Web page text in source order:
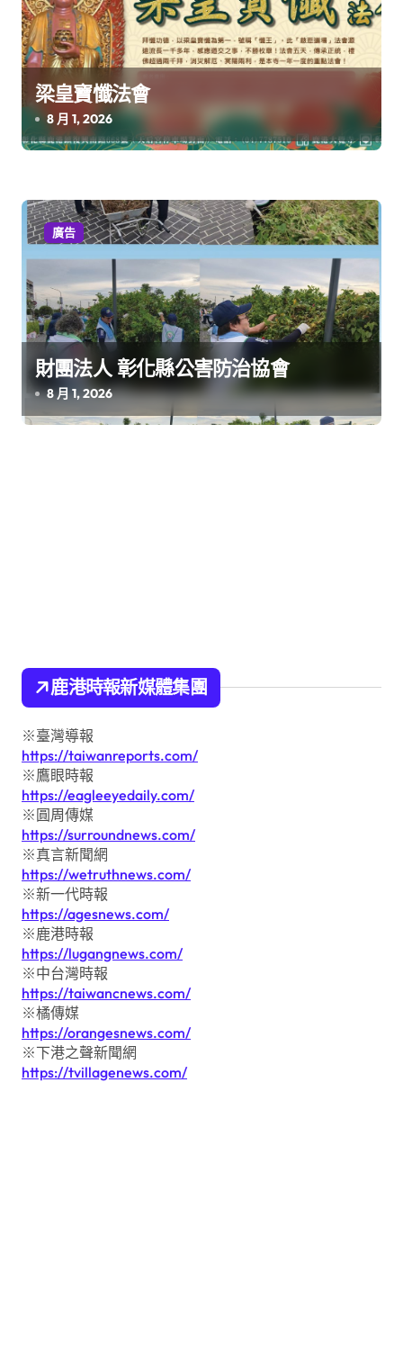
梁皇寶懺法會
8 月 1, 2026
廣告
財團法人 彰化縣公害防治協會
8 月 1, 2026
鹿港時報新媒體集團
※臺灣導報
https://taiwanreports.com/
※鷹眼時報
https://eagleeyedaily.com/
※圓周傳媒
https://surroundnews.com/
※真言新聞網
https://wetruthnews.com/
※新一代時報
https://agesnews.com/
※鹿港時報
https://lugangnews.com/
※中台灣時報
https://taiwancnews.com/
※橘傳媒
https://orangesnews.com/
※下港之聲新聞網
https://tvillagenews.com/